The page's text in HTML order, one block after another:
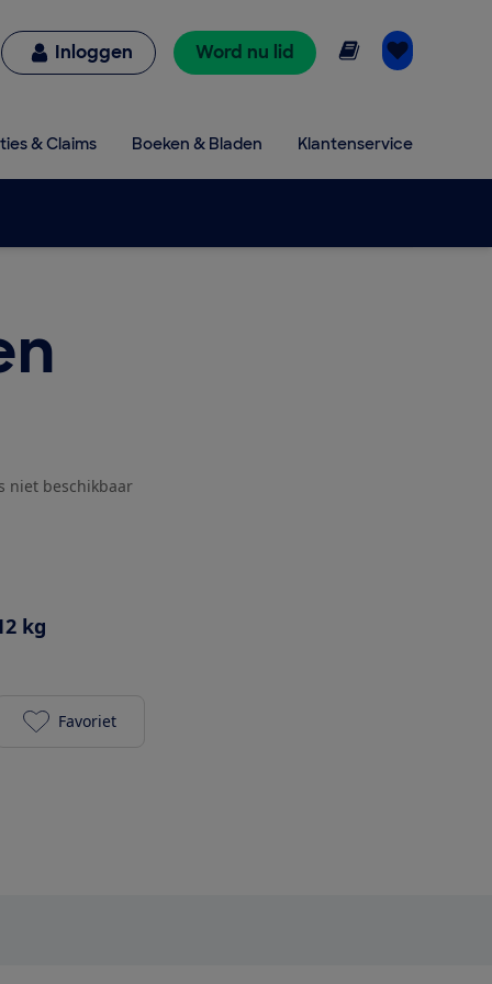
Inloggen Word nu lid Online lezen
& Claims Boeken & Bladen Klantenservice
niet beschikbaar
kg
Maclaren Twin Triumph toevoegen aan je
Favoriet